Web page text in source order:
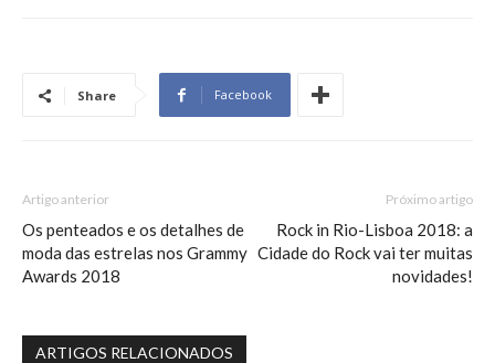
Share Facebook
Artigo anterior
Os penteados e os detalhes de
moda das estrelas nos Grammy
Awards 2018
Próximo artigo
Rock in Rio-Lisboa 2018: a
Cidade do Rock vai ter muitas
novidades!
ARTIGOS RELACIONADOS